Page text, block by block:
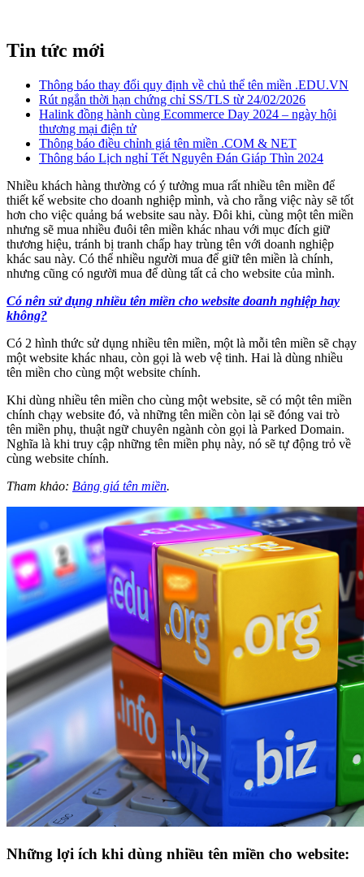
Tin tức mới
Thông báo thay đổi quy định về chủ thể tên miền .EDU.VN
Rút ngắn thời hạn chứng chỉ SS/TLS từ 24/02/2026
Halink đồng hành cùng Ecommerce Day 2024 – ngày hội
thương mại điện tử
Thông báo điều chỉnh giá tên miền .COM & NET
Thông báo Lịch nghỉ Tết Nguyên Đán Giáp Thìn 2024
Nhiều khách hàng thường có ý tưởng mua rất nhiều tên miền để
thiết kế website cho doanh nghiệp mình, và cho rằng việc này sẽ tốt
hơn cho việc quảng bá website sau này. Đôi khi, cùng một tên miền
nhưng sẽ mua nhiều đuôi tên miền khác nhau với mục đích giữ
thương hiệu, tránh bị tranh chấp hay trùng tên với doanh nghiệp
khác sau này. Có thể nhiều người mua để giữ tên miền là chính,
nhưng cũng có người mua để dùng tất cả cho website của mình.
Có nên sử dụng nhiều tên miền cho website doanh nghiệp hay
không?
Có 2 hình thức sử dụng nhiều tên miền, một là mỗi tên miền sẽ chạy
một website khác nhau, còn gọi là web vệ tinh. Hai là dùng nhiều
tên miền cho cùng một website chính.
Khi dùng nhiều tên miền cho cùng một website, sẽ có một tên miền
chính chạy website đó, và những tên miền còn lại sẽ đóng vai trò
tên miền phụ, thuật ngữ chuyên ngành còn gọi là Parked Domain.
Nghĩa là khi truy cập những tên miền phụ này, nó sẽ tự động trỏ về
cùng website chính.
Tham khảo: Bảng giá tên miền.
Những lợi ích khi dùng nhiều tên miền cho website: